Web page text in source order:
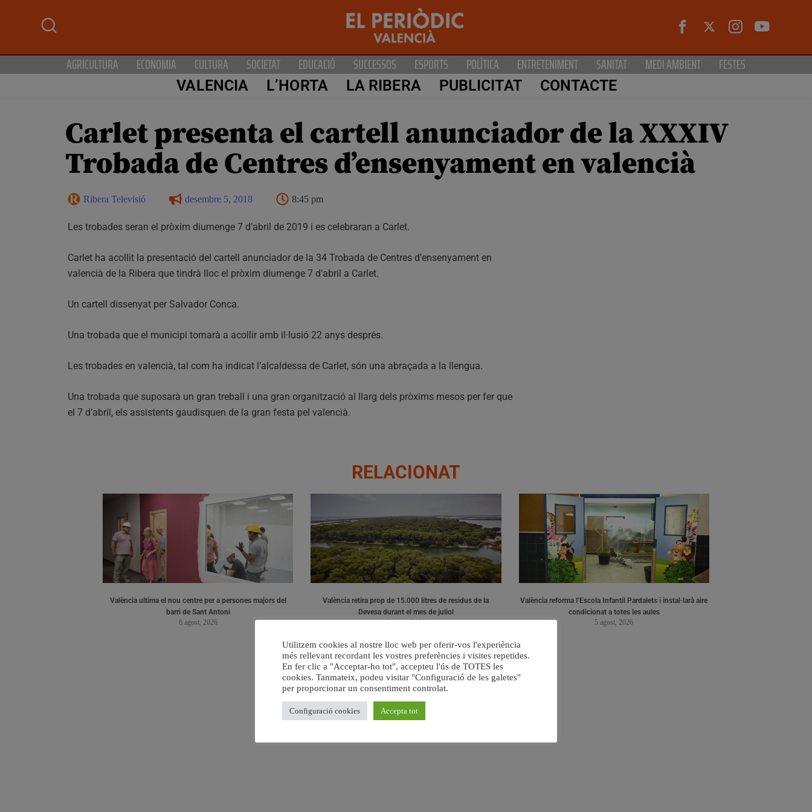
AGRICULTURA ECONOMIA CULTURA SOCIETAT EDUCACIÓ SUCCESSOS ESPORTS POLÍTICA ENTRETENIMENT SANITAT MEDI AMBIENT FESTES
VALENCIA L’HORTA LA RIBERA PUBLICITAT CONTACTE
Carlet presenta el cartell anunciador de la XXXIV
Trobada de Centres d’ensenyament en valencià
Ribera Televisió desembre 5, 2018 8:45 pm
Les trobades seran el pròxim diumenge 7 d’abril de 2019 i es celebraran a Carlet.
Carlet ha acollit la presentació del cartell anunciador de la 34 Trobada de Centres d’ensenyament en
valencià de la Ribera que tindrà lloc el pròxim diumenge 7 d’abril a Carlet.
Un cartell dissenyat per Salvador Conca.
Una trobada que el municipi tornarà a acollir amb il·lusió 22 anys després.
Les trobades en valencià, tal com ha indicat l’alcaldessa de Carlet, són una abraçada a la llengua.
Una trobada que suposarà un gran treball i una gran organització al llarg dels pròxims mesos per fer que
el 7 d’abril, els assistents gaudisquen de la gran festa pel valencià.
RELACIONAT
València ultima el nou centre per a persones majors del
barri de Sant Antoni
6 agost, 2026
València retira prop de 15.000 litres de residus de la
Devesa durant el mes de juliol
6 agost, 2026
València reforma l’Escola Infantil Pardalets i instal·larà aire
condicionat a totes les aules
5 agost, 2026
Utilitzem cookies al nostre lloc web per oferir-vos l'experiència
més rellevant recordant les vostres preferències i visites repetides.
En fer clic a "Acceptar-ho tot", accepteu l'ús de TOTES les
cookies. Tanmateix, podeu visitar "Configuració de les galetes"
per proporcionar un consentiment controlat.
Configuració cookies Accepta tot